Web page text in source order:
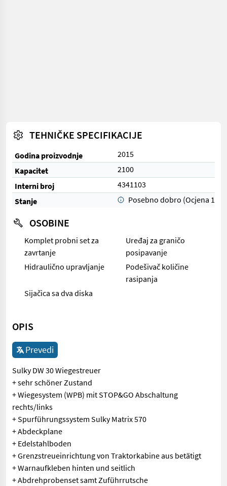
TEHNIČKE SPECIFIKACIJE
Godina proizvodnje
2015
Kapacitet
2100
Interni broj
4341103
Stanje
Posebno dobro (Ocjena 1)
OSOBINE
Komplet probni set za
zavrtanje
Uređaj za graničo
posipavanje
Hidraulično upravljanje
Podešivač količine
rasipanja
Sijačica sa dva diska
OPIS
Prevedi
Sulky DW 30 Wiegestreuer
+ sehr schöner Zustand
+ Wiegesystem (WPB) mit STOP&GO Abschaltung
rechts/links
+ Spurführungssystem Sulky Matrix 570
+ Abdeckplane
+ Edelstahlboden
+ Grenzstreueinrichtung von Traktorkabine aus betätigt
+ Warnaufkleben hinten und seitlich
+ Abdrehprobenset samt Zuführrutsche